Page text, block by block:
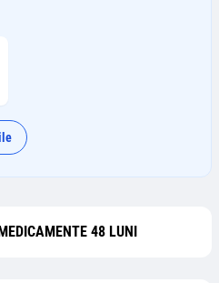
48 LUNI